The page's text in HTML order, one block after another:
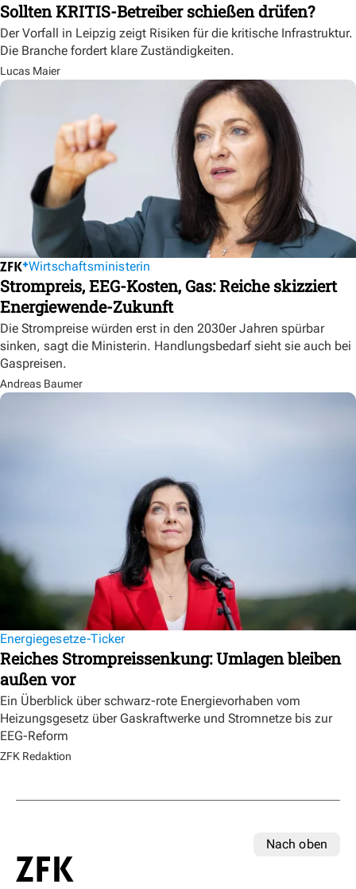
Sollten KRITIS-Betreiber schießen drüfen?
Der Vorfall in Leipzig zeigt Risiken für die kritische Infrastruktur.
Die Branche fordert klare Zuständigkeiten.
Lucas Maier
Wirtschaftsministerin
Strompreis, EEG-Kosten, Gas: Reiche skizziert
Energiewende-Zukunft
Die Strompreise würden erst in den 2030er Jahren spürbar
sinken, sagt die Ministerin. Handlungsbedarf sieht sie auch bei
Gaspreisen.
Andreas Baumer
Energiegesetze-Ticker
Reiches Strompreissenkung: Umlagen bleiben
außen vor
Ein Überblick über schwarz-rote Energievorhaben vom
Heizungsgesetz über Gaskraftwerke und Stromnetze bis zur
EEG-Reform
ZFK Redaktion
Nach oben